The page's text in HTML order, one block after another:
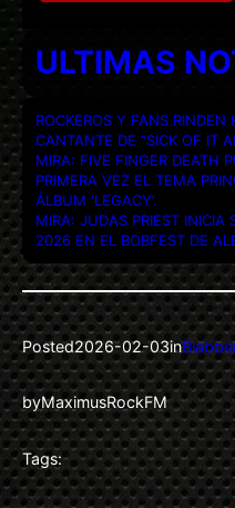
ULTIMAS
ROCKEROS Y FANS
CANTANTE DE “SICK OF IT
MIRA: FIVE FINGER DEATH
PRIMERA VEZ EL TEMA
ÁLBUM ‘LEGACY’.
MIRA: JUDAS PRIEST INICIA
2026 EN EL BOBFEST DE
Posted2026-02-03in
byMaximusRockFM
Tags: